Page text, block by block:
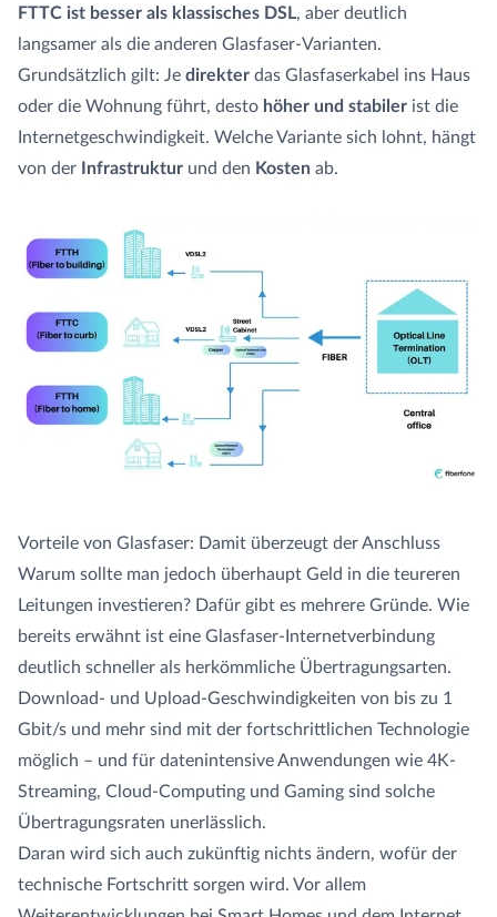
FTTC ist besser als klassisches DSL, aber deutlich
langsamer als die anderen Glasfaser-Varianten.
Grundsätzlich gilt: Je direkter das Glasfaserkabel ins Haus
oder die Wohnung führt, desto höher und stabiler ist die
Internetgeschwindigkeit. Welche Variante sich lohnt, hängt
von der
Infrastruktur und den Kosten ab.
Vorteile von Glasfaser: Damit überzeugt der Anschluss
Warum sollte man jedoch überhaupt Geld in die teureren
Leitungen investieren? Dafür gibt es mehrere Gründe. Wie
bereits erwähnt ist eine Glasfaser-Internetverbindung
deutlich schneller als herkömmliche Übertragungsarten.
Download- und Upload-Geschwindigkeiten von bis zu 1
Gbit/s und mehr sind mit der fortschrittlichen Technologie
möglich – und für datenintensive Anwendungen wie 4K-
Streaming, Cloud-Computing und Gaming sind solche
Übertragungsraten unerlässlich.
Daran wird sich auch zukünftig nichts ändern, wofür der
technische Fortschritt sorgen wird. Vor allem